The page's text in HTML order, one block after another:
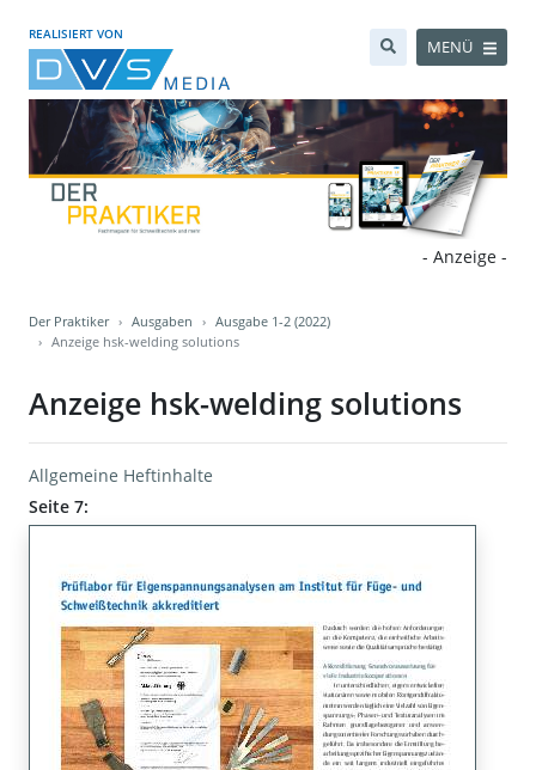
REALISIERT VON
MENÜ
- Anzeige -
Der Praktiker Ausgaben
Ausgabe 1-2 (2022)
Anzeige hsk-welding solutions
Anzeige hsk-welding solutions
Allgemeine Heftinhalte
Seite 7: